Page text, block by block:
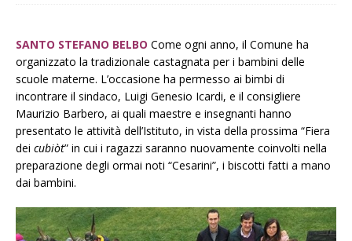
SANTO STEFANO BELBO Come ogni anno, il Comune ha
organizzato la tradizionale castagnata per i bambini delle
scuole materne. L’occasione ha permesso ai bimbi di
incontrare il sindaco, Luigi Genesio Icardi, e il consigliere
Maurizio Barbero, ai quali maestre e insegnanti hanno
presentato le attività dell’Istituto, in vista della prossima “Fiera
dei cubiòt” in cui i ragazzi saranno nuovamente coinvolti nella
preparazione degli ormai noti “Cesarini”, i biscotti fatti a mano
dai bambini.